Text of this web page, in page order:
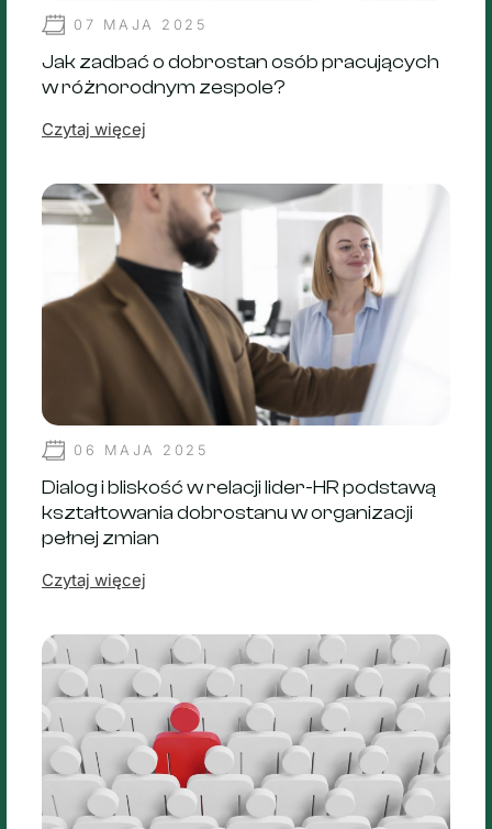
07 MAJA 2025
Jak zadbać o dobrostan osób pracujących
w różnorodnym zespole?
Czytaj więcej
06 MAJA 2025
Dialog i bliskość w relacji lider-HR podstawą
kształtowania dobrostanu w organizacji
pełnej zmian
Czytaj więcej